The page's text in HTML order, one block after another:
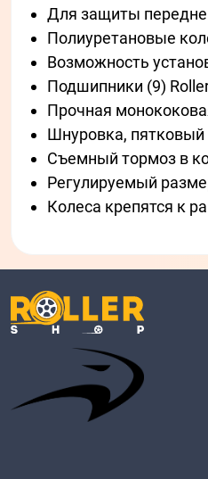
Для защиты
Полиуретановые
Возможность
Подшипники (9)
Прочная
Шнуровка, пятковый
Съемный тормоз в
Регулируемый
Колеса крепятся к